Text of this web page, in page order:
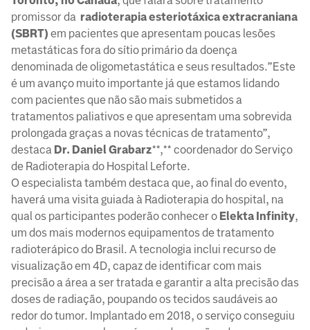
promissor da radioterapia esteriotáxica extracraniana
(SBRT) em pacientes que apresentam poucas lesões
metastáticas fora do sítio primário da doença
denominada de oligometastática e seus resultados.”Este
é um avanço muito importante já que estamos lidando
com pacientes que não são mais submetidos a
tratamentos paliativos e que apresentam uma sobrevida
prolongada graças a novas técnicas de tratamento”,
destaca Dr. Daniel Grabarz**,** coordenador do Serviço
de Radioterapia do Hospital Leforte.
O especialista também destaca que, ao final do evento,
haverá uma visita guiada à Radioterapia do hospital, na
qual os participantes poderão conhecer o Elekta Infinity,
um dos mais modernos equipamentos de tratamento
radioterápico do Brasil. A tecnologia inclui recurso de
visualização em 4D, capaz de identificar com mais
precisão a área a ser tratada e garantir a alta precisão das
doses de radiação, poupando os tecidos saudáveis ao
redor do tumor. Implantado em 2018, o serviço conseguiu